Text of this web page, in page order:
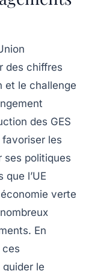
des chiffres
et le challenge
des GES
les
ses politiques
l’UE
économie verte
En
guider le